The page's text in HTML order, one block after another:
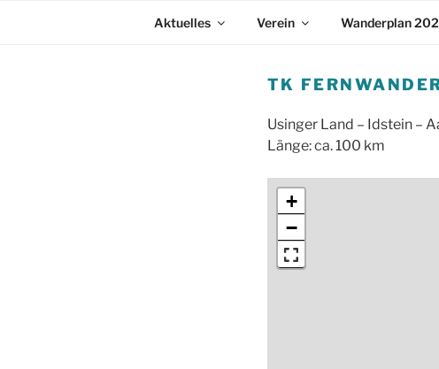
Aktuelles Verein Wanderplan
TK
Usinger Land – Idstein –
Länge: ca. 100 km
+
−